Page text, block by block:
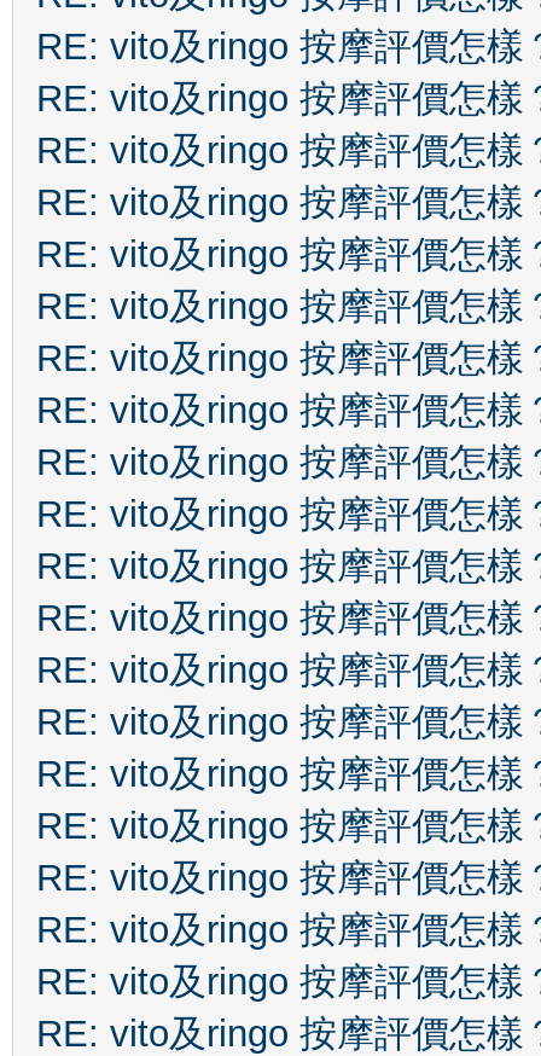
RE: vito及ringo 按摩評價怎樣
RE: vito及ringo 按摩評價怎樣
RE: vito及ringo 按摩評價怎樣
RE: vito及ringo 按摩評價怎樣
RE: vito及ringo 按摩評價怎樣
RE: vito及ringo 按摩評價怎樣
RE: vito及ringo 按摩評價怎樣
RE: vito及ringo 按摩評價怎樣
RE: vito及ringo 按摩評價怎樣
RE: vito及ringo 按摩評價怎樣
RE: vito及ringo 按摩評價怎樣
RE: vito及ringo 按摩評價怎樣
RE: vito及ringo 按摩評價怎樣
RE: vito及ringo 按摩評價怎樣
RE: vito及ringo 按摩評價怎樣
RE: vito及ringo 按摩評價怎樣
RE: vito及ringo 按摩評價怎樣
RE: vito及ringo 按摩評價怎樣
RE: vito及ringo 按摩評價怎樣
RE: vito及ringo 按摩評價怎樣